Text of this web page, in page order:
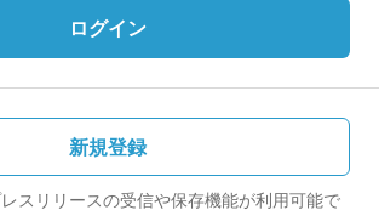
ログイン
新規登録
スリリースの受信や保存機能が利用可能で